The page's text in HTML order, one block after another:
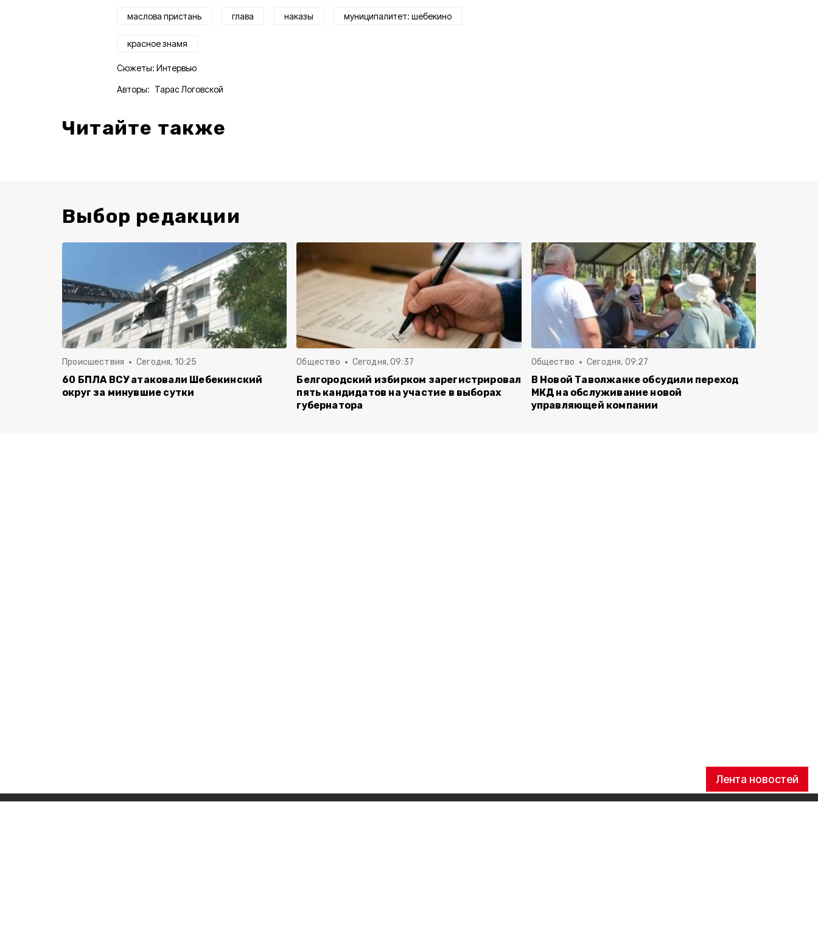
Лента новостей
маслова пристань глава наказы муниципалитет: шебекино
красное знамя
Сюжеты: Интервью
Авторы: Тарас Логовской
Читайте также
Выбор редакции
Происшествия Сегодня, 10:25
60 БПЛА ВСУ атаковали Шебекинский
округ за минувшие сутки
Общество Сегодня, 09:37
Белгородский избирком зарегистрировал
пять кандидатов на участие в выборах
губернатора
Общество Сегодня, 09:27
В Новой Таволжанке обсудили переход
МКД на обслуживание новой
управляющей компании